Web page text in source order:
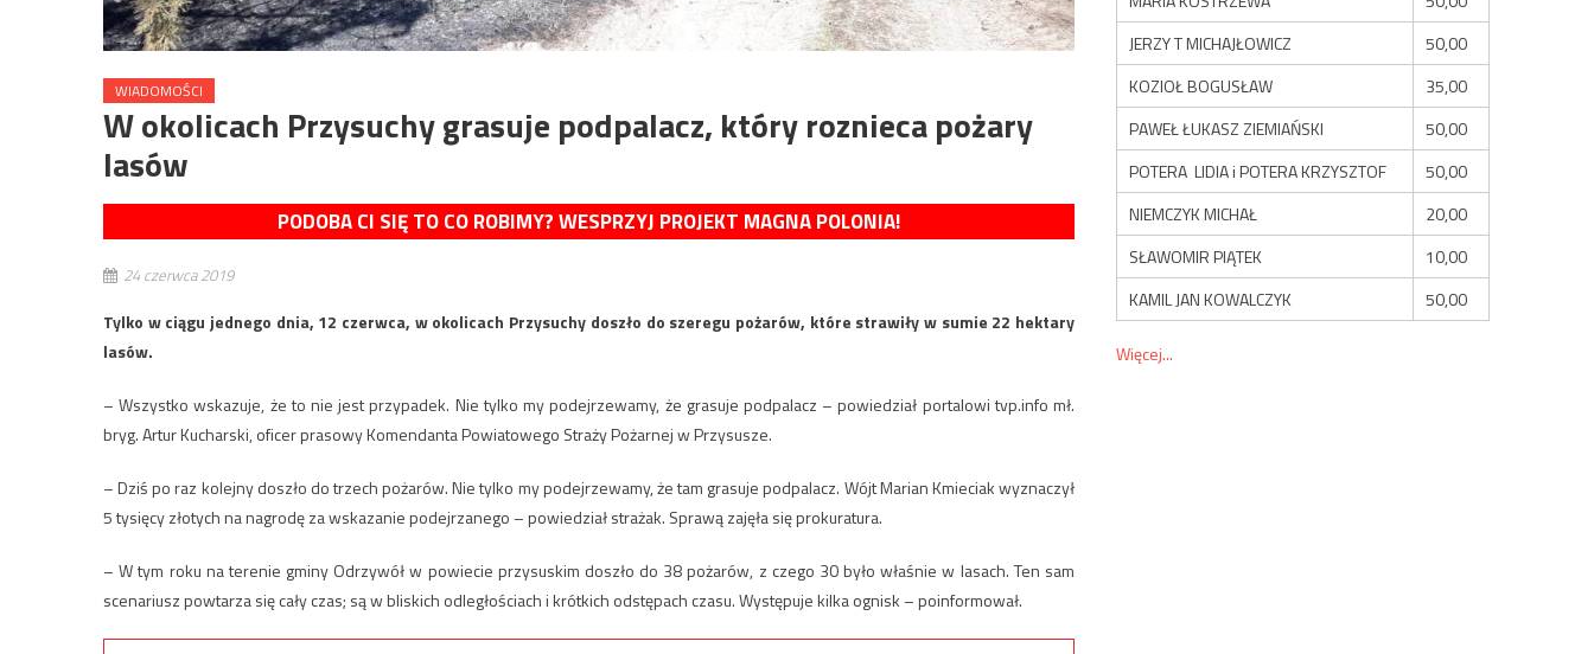
WIADOMOŚCI
W okolicach Przysuchy grasuje podpalacz, który roznieca pożary
lasów
PODOBA CI SIĘ TO CO ROBIMY? WESPRZYJ PROJEKT MAGNA POLONIA!
24 czerwca 2019
Tylko w ciągu jednego dnia, 12 czerwca, w okolicach Przysuchy doszło do szeregu pożarów, które strawiły w sumie 22 hektary
lasów.
– Wszystko wskazuje, że to nie jest przypadek. Nie tylko my podejrzewamy, że grasuje podpalacz – powiedział portalowi tvp.info mł.
bryg. Artur Kucharski, oficer prasowy Komendanta Powiatowego Straży Pożarnej w Przysusze.
– Dziś po raz kolejny doszło do trzech pożarów. Nie tylko my podejrzewamy, że tam grasuje podpalacz. Wójt Marian Kmieciak wyznaczył
5 tysięcy złotych na nagrodę za wskazanie podejrzanego – powiedział strażak. Sprawą zajęła się prokuratura.
– W tym roku na terenie gminy Odrzywół w powiecie przysuskim doszło do 38 pożarów, z czego 30 było właśnie w lasach. Ten sam
scenariusz powtarza się cały czas; są w bliskich odległościach i krótkich odstępach czasu. Występuje kilka ognisk – poinformował.
JERZY T MICHAJŁOWICZ
50,00
KOZIOŁ BOGUSŁAW
35,00
PAWEŁ ŁUKASZ ZIEMIAŃSKI
50,00
POTERA LIDIA i POTERA KRZYSZTOF
50,00
NIEMCZYK MICHAŁ
20,00
SŁAWOMIR PIĄTEK
10,00
KAMIL JAN KOWALCZYK
50,00
Więcej...